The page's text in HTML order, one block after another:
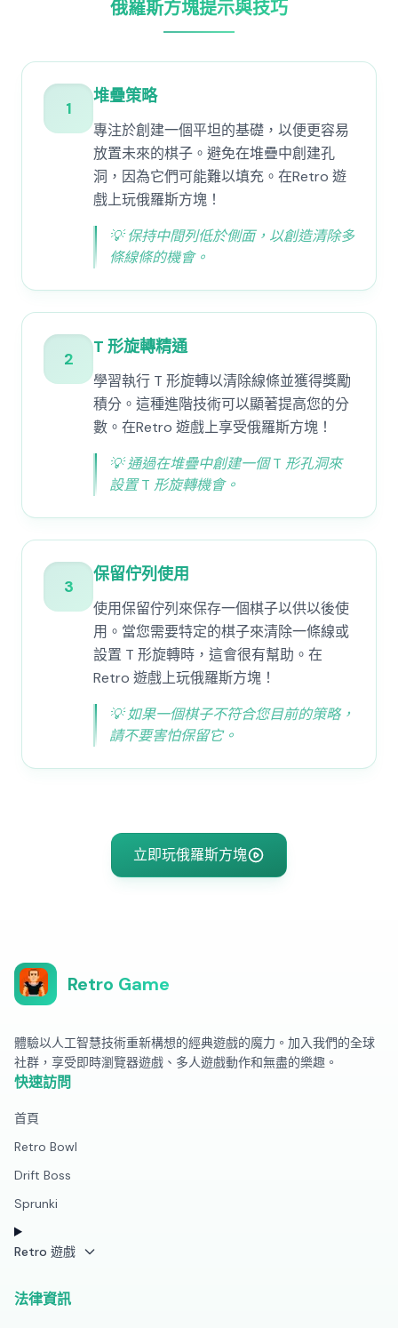
俄羅斯方塊提示與技巧
1
堆疊策略
專注於創建一個平坦的基礎，以便更容易
放置未來的棋子。避免在堆疊中創建孔
洞，因為它們可能難以填充。在Retro 遊
戲上玩俄羅斯方塊！
💡保持中間列低於側面，以創造清除多
條線條的機會。
2
T 形旋轉精通
學習執行 T 形旋轉以清除線條並獲得獎勵
積分。這種進階技術可以顯著提高您的分
數。在Retro 遊戲上享受俄羅斯方塊！
💡通過在堆疊中創建一個 T 形孔洞來
設置 T 形旋轉機會。
3
保留佇列使用
使用保留佇列來保存一個棋子以供以後使
用。當您需要特定的棋子來清除一條線或
設置 T 形旋轉時，這會很有幫助。在
Retro 遊戲上玩俄羅斯方塊！
💡如果一個棋子不符合您目前的策略，
請不要害怕保留它。
立即玩俄羅斯方塊
Retro Game
體驗以人工智慧技術重新構想的經典遊戲的魔力。加入我們的全球
社群，享受即時瀏覽器遊戲、多人遊戲動作和無盡的樂趣。
快速訪問
首頁
Retro Bowl
Drift Boss
Sprunki
Retro 遊戲
法律資訊